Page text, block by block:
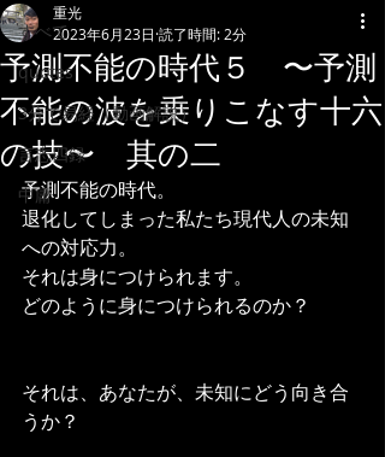
すべて
quotes
3分で易経（動画解説）
言志四録
中庸
予測不能の時代５ 〜予測
不能の波を乗りこなす十六
の技〜 其の二
重光
2023年6月23日 読了時間: 2分
予測不能の時代。
退化してしまった私たち現代人の未知
への対応力。
それは身につけられます。
どのように身につけられるのか？
それは、あなたが、未知にどう向き合
うか？